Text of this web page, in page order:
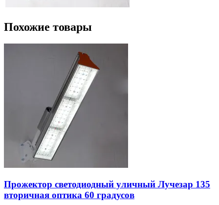
Похожие товары
Прожектор светодиодный уличный Лучезар 135
вторичная оптика 60 градусов